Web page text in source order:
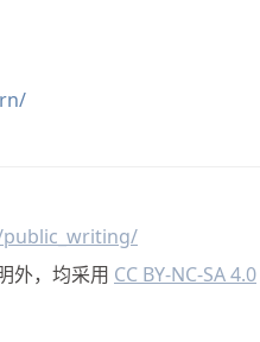
外，均采用 CC BY-NC-SA 4.0